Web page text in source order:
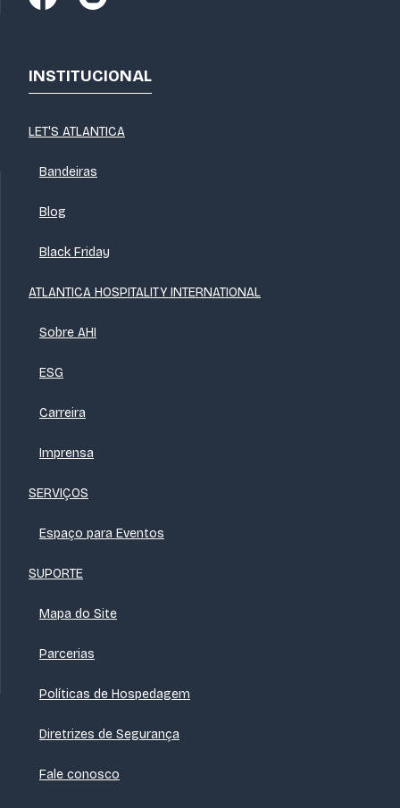
INSTITUCIONAL
LET'S ATLANTICA
Bandeiras
Blog
Black Friday
ATLANTICA HOSPITALITY INTERNATIONAL
Sobre AHI
ESG
Carreira
Imprensa
SERVIÇOS
Espaço para Eventos
SUPORTE
Mapa do Site
Parcerias
Políticas de Hospedagem
Diretrizes de Segurança
Fale conosco